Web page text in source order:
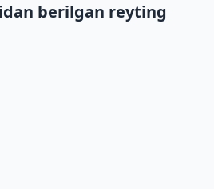
berilgan reyting